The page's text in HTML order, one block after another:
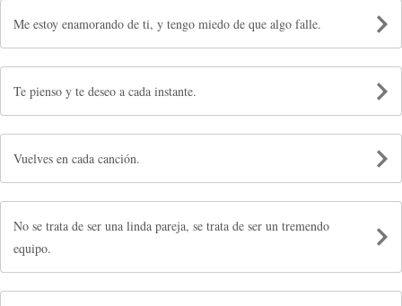
Me estoy enamorando de ti, y tengo miedo de que algo falle.
Te pienso y te deseo a cada instante.
Vuelves en cada canción.
No se trata de ser una linda pareja, se trata de ser un tremendo
equipo.